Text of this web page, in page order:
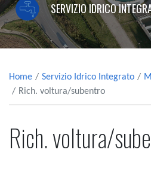
SERVIZIO IDRICO
Home Servizio Idrico Integrato
Rich. voltura/subentro
Rich. voltura/